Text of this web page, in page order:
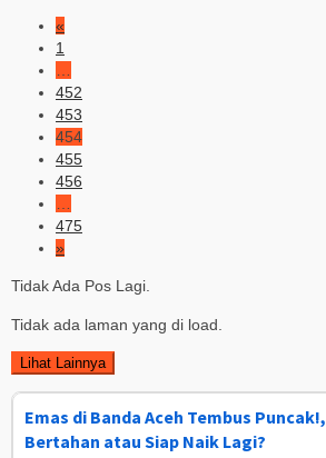
«
1
452
453
454
455
456
475
»
Tidak Ada Pos Lagi.
Tidak ada laman yang di load.
Lihat Lainnya
Emas di Banda Aceh Tembus Puncak!,
Bertahan atau Siap Naik Lagi?